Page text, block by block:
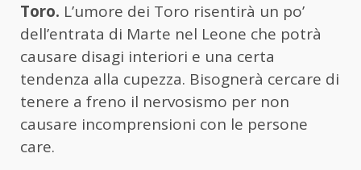
Toro. L’umore dei Toro risentirà un po’
dell’entrata di Marte nel Leone che potrà
causare disagi interiori e una certa
tendenza alla cupezza. Bisognerà cercare di
tenere a freno il nervosismo per non
causare incomprensioni con le persone
care.